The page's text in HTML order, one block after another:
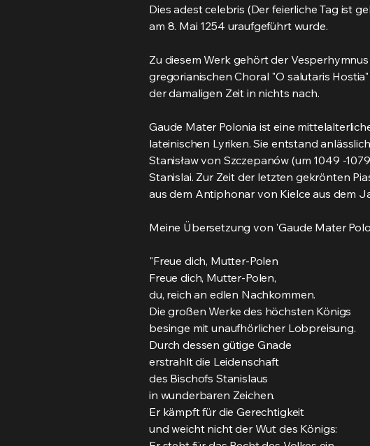
Dies adest celebris (Der feierliche Tag ist
am 8. Mai 1254 uraufgeführt wurde.
Zu diesem Werk gehört der
gregorianischen Choral "O salutaris
der damaligen Zeit in nichts nach.
Gaude Mater Polonia ist eine
lateinischen Lyriken. Sie entstand
Stanisław von Szczepanów (um 1049 -
Stanislai. Zur Zeit der letzten gekrönten
aus dem Antiphonar von Kielce aus dem
Meine Übersetzung von 'Gaude Mater
"Freue dich, Mutter-Polen
Freue dich, Mutter-Polen,
du, reich an edlen Nachkommen.
Die großen Werke des höchsten Königs
besinge mit unaufhörlicher Lobpreisung.
Durch dessen gütige Gnade
erstrahlt die Leidenschaft
des Bischofs Stanislaus
in wunderbaren Zeichen.
Er kämpft für die Gerechtigkeit
und weicht nicht der Wut des Königs: